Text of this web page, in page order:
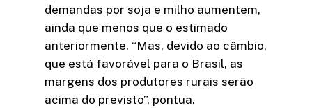
demandas por soja e milho aumentem,
ainda que menos que o estimado
anteriormente. “Mas, devido ao câmbio,
que está favorável para o Brasil, as
margens dos produtores rurais serão
acima do previsto”, pontua.